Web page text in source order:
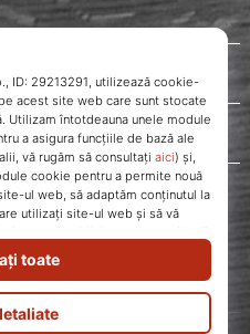
WePlayVolleyball.ro